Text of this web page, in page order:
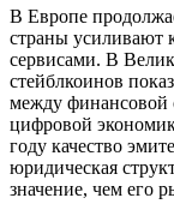
В Европе
страны усиливают
сервисами. В
стейблкоинов
между финансовой
цифровой
году качество
юридическая
значение, чем его